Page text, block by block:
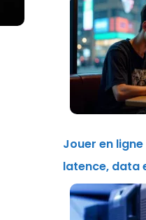
Jouer en
latence, data